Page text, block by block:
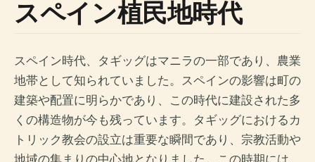
スペイン植民地時代
スペイン時代、タギッグはマニラの一部であり、農業
地帯として知られていました。スペインの影響は町の
建築や配置に明らかであり、この時代に建設された多
くの構造物が今も残っています。タギッグにおけるカ
トリック教会の設立は重要な瞬間であり、宗教活動や
地域の集まりの中心地となりました。この時期には、